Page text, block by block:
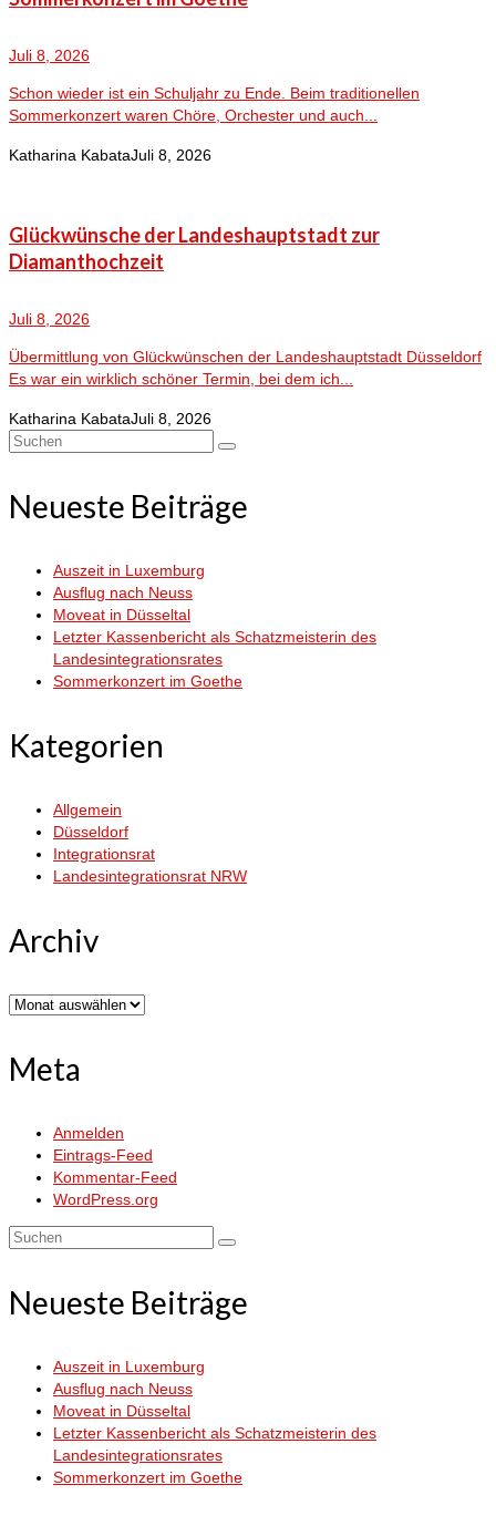
Juli 8, 2026
Schon wieder ist ein Schuljahr zu Ende. Beim traditionellen
Sommerkonzert waren Chöre, Orchester und auch...
Katharina KabataJuli 8, 2026
Glückwünsche der Landeshauptstadt zur
Diamanthochzeit
Juli 8, 2026
Übermittlung von Glückwünschen der Landeshauptstadt Düsseldorf
Es war ein wirklich schöner Termin, bei dem ich...
Katharina KabataJuli 8, 2026
Suchen
Neueste Beiträge
Auszeit in Luxemburg
Ausflug nach Neuss
Moveat in Düsseltal
Letzter Kassenbericht als Schatzmeisterin des
Landesintegrationsrates
Sommerkonzert im Goethe
Kategorien
Allgemein
Düsseldorf
Integrationsrat
Landesintegrationsrat NRW
Archiv
Archiv
Meta
Anmelden
Eintrags-Feed
Kommentar-Feed
WordPress.org
Suchen
Neueste Beiträge
Auszeit in Luxemburg
Ausflug nach Neuss
Moveat in Düsseltal
Letzter Kassenbericht als Schatzmeisterin des
Landesintegrationsrates
Sommerkonzert im Goethe